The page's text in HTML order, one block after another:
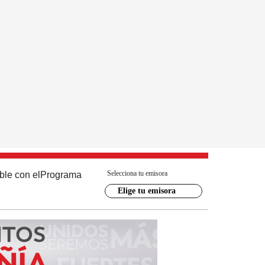
con el Programa Selecciona tu emisora
Elige tu emisora